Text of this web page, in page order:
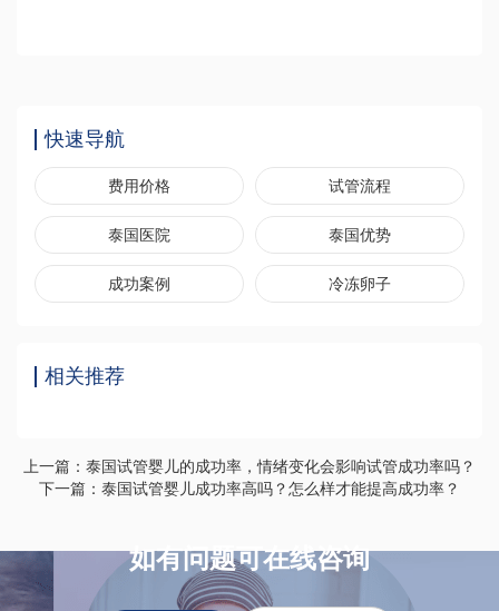
快速导航
费用价格 试管流程
泰国医院 泰国优势
成功案例 冷冻卵子
相关推荐
上一篇：泰国试管婴儿的成功率，情绪变化会影响试管成功率吗？
下一篇：泰国试管婴儿成功率高吗？怎么样才能提高成功率？
如有问题可在线咨询